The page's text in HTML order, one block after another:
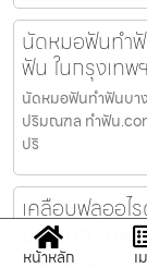
นัดหมอฟันทำ
ฟัน ในกรุงเท
นัดหมอฟันทำฟันบา
ปริมณฑล ทำฟัน
ปริ
เคลือบฟลูออไ
ช่องปาก ทำฟัน
หน้าหลัก เ